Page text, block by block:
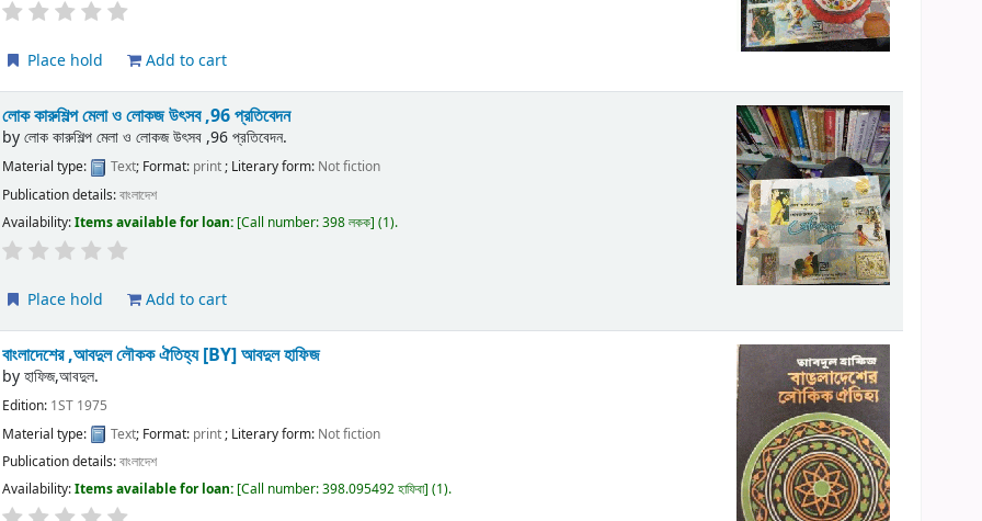
Place hold Add to cart
লোক কারুশিল্প মেলা ও লোকজ উৎসব ,96 প্রতিবেদন
byলোক কারুশিল্প মেলা ও লোকজ উৎসব ,96 প্রতিবেদন.
Material type: Text; Format: print; Literary form: Not fiction
Publication details:বাংলাদেশ
Availability:Items available for loan: Call number:398 লকক (1).
Place hold Add to cart
বাংলাদেশের ,আবদুল লৌকক ঐতিহ্য[BY] আবদুল হাফিজ
byহাফিজ,আবদুল.
Edition: 1ST 1975
Material type:
Text; Format: print; Literary form: Not fiction
Publication details:বাংলাদেশ
Availability:Items available for loan: Call number:398.095492 হাফিবা (1).